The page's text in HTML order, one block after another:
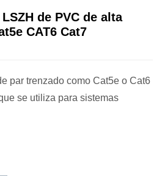
de PVC de alta
CAT6 Cat7
par trenzado como Cat5e o Cat6
se utiliza para sistemas